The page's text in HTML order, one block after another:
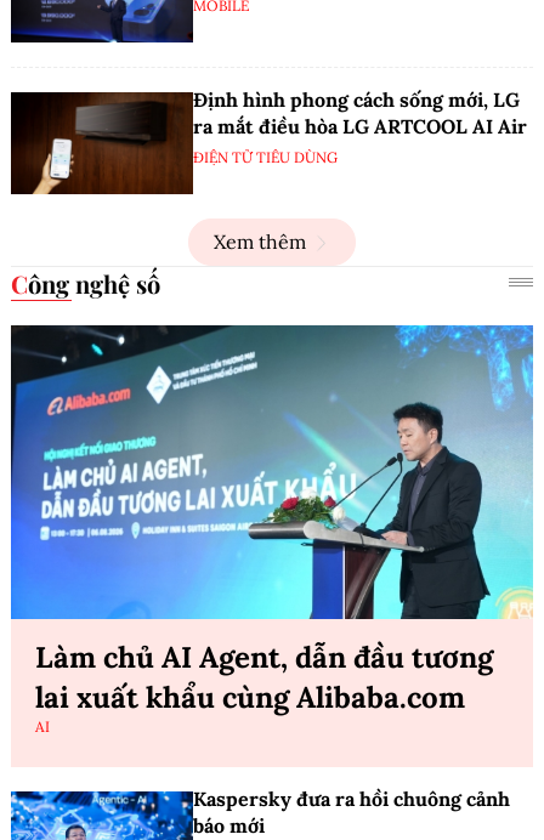
MOBILE
Định hình phong cách sống mới, LG
ra mắt điều hòa LG ARTCOOL AI Air
ĐIỆN TỬ TIÊU DÙNG
Xem thêm
Công nghệ số
Làm chủ AI Agent, dẫn đầu tương
lai xuất khẩu cùng Alibaba.com
AI
Kaspersky đưa ra hồi chuông cảnh
báo mới